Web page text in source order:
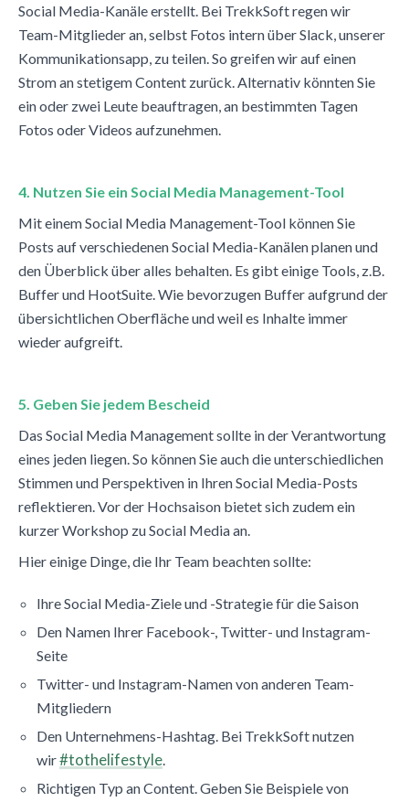
Social Media-Kanäle erstellt. Bei TrekkSoft regen wir
Team-Mitglieder an, selbst Fotos intern über Slack, unserer
Kommunikationsapp, zu teilen. So greifen wir auf einen
Strom an stetigem Content zurück. Alternativ könnten Sie
ein oder zwei Leute beauftragen, an bestimmten Tagen
Fotos oder Videos aufzunehmen.
4. Nutzen Sie ein Social Media Management-Tool
Mit einem Social Media Management-Tool können Sie
Posts auf verschiedenen Social Media-Kanälen planen und
den Überblick über alles behalten. Es gibt einige Tools, z.B.
Buffer und HootSuite. Wie bevorzugen Buffer aufgrund der
übersichtlichen Oberfläche und weil es Inhalte immer
wieder aufgreift.
5. Geben Sie jedem Bescheid
Das Social Media Management sollte in der Verantwortung
eines jeden liegen. So können Sie auch die unterschiedlichen
Stimmen und Perspektiven in Ihren Social Media-Posts
reflektieren. Vor der Hochsaison bietet sich zudem ein
kurzer Workshop zu Social Media an.
Hier einige Dinge, die Ihr Team beachten sollte:
Ihre Social Media-Ziele und -Strategie für die Saison
Den Namen Ihrer Facebook-, Twitter- und Instagram-
Seite
Twitter- und Instagram-Namen von anderen Team-
Mitgliedern
Den Unternehmens-Hashtag. Bei TrekkSoft nutzen
wir#tothelifestyle
Richtigen Typ an Content. Geben Sie Beispiele von